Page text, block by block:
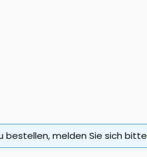
bestellen, melden Sie sich bitte